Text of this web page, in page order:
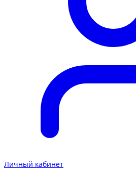
Личный кабинет